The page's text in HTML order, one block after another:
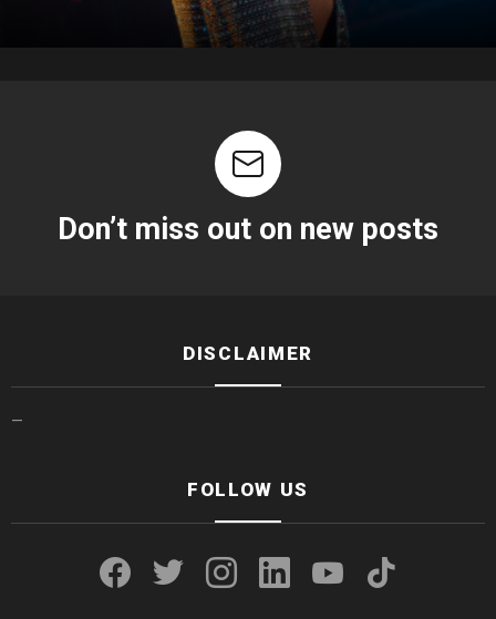
Don’t miss out on new posts
DISCLAIMER
—
FOLLOW US